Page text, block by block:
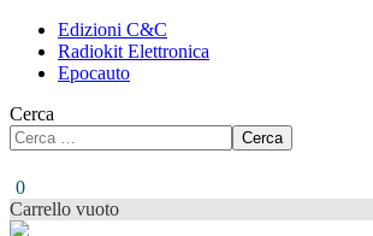
Edizioni C&C
Radiokit Elettronica
Epocauto
Cerca
Cerca
0
Carrello vuoto